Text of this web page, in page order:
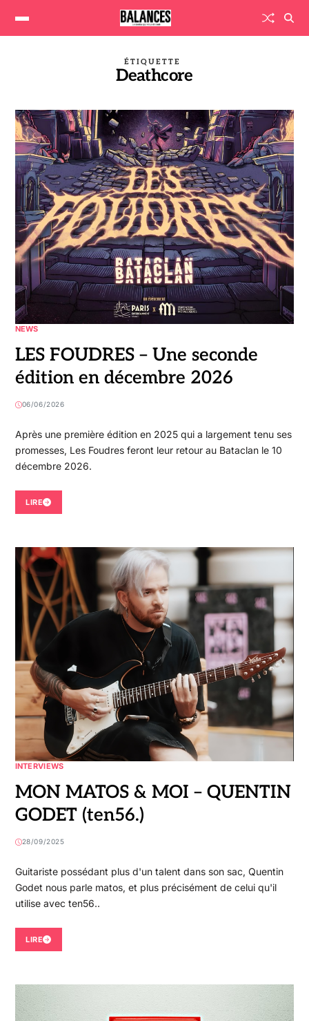
ÉTIQUETTE
Deathcore
NEWS
LES FOUDRES – Une seconde
édition en décembre 2026
06/06/2026
Après une première édition en 2025 qui a largement tenu ses
promesses, Les Foudres feront leur retour au Bataclan le 10
décembre 2026.
LIRE
INTERVIEWS
MON MATOS & MOI – QUENTIN
GODET (ten56.)
28/09/2025
Guitariste possédant plus d'un talent dans son sac, Quentin
Godet nous parle matos, et plus précisément de celui qu'il
utilise avec ten56..
LIRE